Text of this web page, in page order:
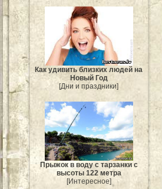
Как удивить близких людей на
Новый Год
[Дни и праздники]
Прыжок в воду с тарзанки с
высоты 122 метра
[Интересное]